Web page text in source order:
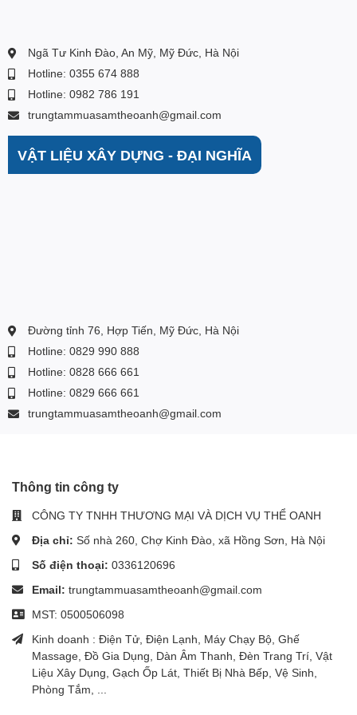
Đến ngay Điện Máy Thể Oanh để trải nghiệm mua sắm với
nhiều ưu đãi lớn ...
Ngã Tư Kinh Đào, An Mỹ, Mỹ Đức, Hà Nội
Hotline: 0355 674 888
Hotline: 0982 786 191
trungtammuasamtheoanh@gmail.com
VẬT LIỆU XÂY DỰNG - ĐẠI NGHĨA
Đường tỉnh 76, Hợp Tiến, Mỹ Đức, Hà Nội
Hotline: 0829 990 888
Hotline: 0828 666 661
Hotline: 0829 666 661
trungtammuasamtheoanh@gmail.com
Thông tin công ty
CÔNG TY TNHH THƯƠNG MẠI VÀ DỊCH VỤ THỂ OANH
Địa chỉ: Số nhà 260, Chợ Kinh Đào, xã Hồng Sơn, Hà Nội
Số điện thoại: 0336120696
Email: trungtammuasamtheoanh@gmail.com
MST: 0500506098
Kinh doanh : Điện Tử, Điện Lạnh, Máy Chạy Bộ, Ghế
Massage, Đồ Gia Dụng, Dàn Âm Thanh, Đèn Trang Trí, Vật
Liệu Xây Dụng, Gạch Ốp Lát, Thiết Bị Nhà Bếp, Vệ Sinh,
Phòng Tắm, ...